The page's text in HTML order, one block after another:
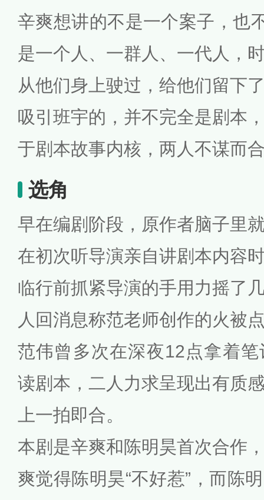
辛爽想讲的不是一个案子，也
是一个人、一群人、一代人，
从他们身上驶过，给他们留下
吸引班宇的，并不完全是剧本
于剧本故事内核，两人不谋而
选角
早在编剧阶段，原作者脑子里
在初次听导演亲自讲剧本内容
临行前抓紧导演的手用力摇了
人回消息称范老师创作的火被
范伟曾多次在深夜12点拿着
读剧本，二人力求呈现出有质
上一拍即合。
本剧是辛爽和陈明昊首次合作
爽觉得陈明昊“不好惹”，而陈